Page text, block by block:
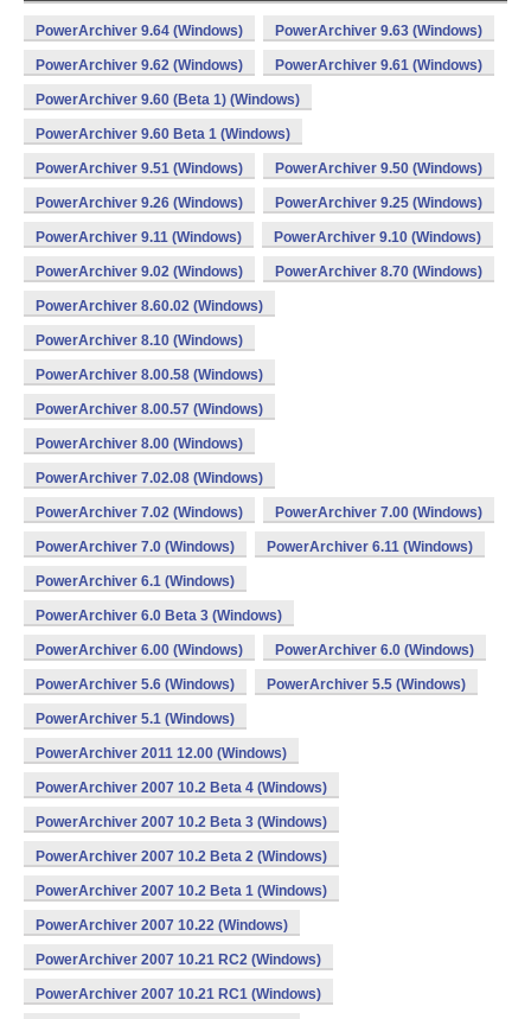
PowerArchiver 9.64 (Windows) PowerArchiver 9.63 (Windows)
PowerArchiver 9.62 (Windows) PowerArchiver 9.61 (Windows)
PowerArchiver 9.60 (Beta 1) (Windows)
PowerArchiver 9.60 Beta 1 (Windows)
PowerArchiver 9.51 (Windows) PowerArchiver 9.50 (Windows)
PowerArchiver 9.26 (Windows) PowerArchiver 9.25 (Windows)
PowerArchiver 9.11 (Windows) PowerArchiver 9.10 (Windows)
PowerArchiver 9.02 (Windows) PowerArchiver 8.70 (Windows)
PowerArchiver 8.60.02 (Windows)
PowerArchiver 8.10 (Windows)
PowerArchiver 8.00.58 (Windows)
PowerArchiver 8.00.57 (Windows)
PowerArchiver 8.00 (Windows)
PowerArchiver 7.02.08 (Windows)
PowerArchiver 7.02 (Windows) PowerArchiver 7.00 (Windows)
PowerArchiver 7.0 (Windows) PowerArchiver 6.11 (Windows)
PowerArchiver 6.1 (Windows)
PowerArchiver 6.0 Beta 3 (Windows)
PowerArchiver 6.00 (Windows) PowerArchiver 6.0 (Windows)
PowerArchiver 5.6 (Windows) PowerArchiver 5.5 (Windows)
PowerArchiver 5.1 (Windows)
PowerArchiver 2011 12.00 (Windows)
PowerArchiver 2007 10.2 Beta 4 (Windows)
PowerArchiver 2007 10.2 Beta 3 (Windows)
PowerArchiver 2007 10.2 Beta 2 (Windows)
PowerArchiver 2007 10.2 Beta 1 (Windows)
PowerArchiver 2007 10.22 (Windows)
PowerArchiver 2007 10.21 RC2 (Windows)
PowerArchiver 2007 10.21 RC1 (Windows)